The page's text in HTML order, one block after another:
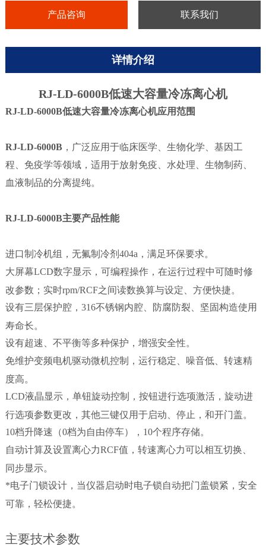
产品咨询 联系我们
详情介绍
RJ-LD-6000B低速大容量冷冻离心机
RJ-LD-6000B低速大容量冷冻离心机应用范围
RJ-LD-6000B，广泛应用于临床医学、生物化学、基因工
程、免疫学等领域，适用于放射免疫、水处理、生物制药、
血液制品的分离提纯。
RJ-LD-6000B主要产品性能
进口制冷机组，无氟制冷剂404a，满足环保要求。
大屏幕LCD数字显示，可编程操作，在运行过程中可随时修
改参数；实时rpm/RCF之间读数换算与设定、方便快捷。
设有三层保护腔，316不锈钢内腔、防腐防裂、坚固构造使用
寿命长。
设有超速、不平衡等多种保护，增强安全性。
免维护变频电机驱动微机控制，运行稳定、噪音低、转速精
度高。
LCD液晶显示，单钮旋动控制，按钮进行选项激活，旋动进
行选项参数更改，其他三键仅用于启动、停止，和开门盖。
10档升降速（0档为自由停车），10个程序存储。
自动计算及设置离心力RCF值，转速离心力可以相互切换、
同步显示。
*电子门锁设计，当仪器启动时电子锁自动把门盖锁紧，安全
可靠，轻松便捷。
主要技术参数